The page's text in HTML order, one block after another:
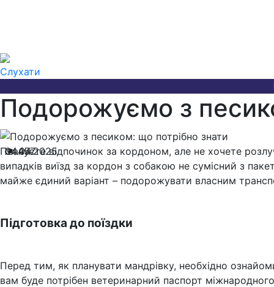
Слухати
Подорожуємо з
04.04.2025
457
Плануєте відпочинок за кордоном, але не хочете
випадків виїзд за кордон з собакою не сумісний з
майже єдиний варіант – подорожувати власним
Підготовка до поїздки
Перед тим, як планувати мандрівку, необхідно
вам буде потрібен ветеринарний паспорт міжнародного